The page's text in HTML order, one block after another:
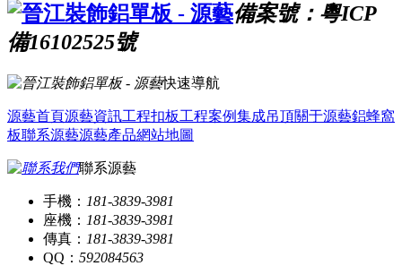
備案號：粵ICP
備16102525號
快速導航
源藝首頁源藝資訊工程扣板工程案例集成吊頂關于源藝鋁蜂窩
板聯系源藝源藝產品網站地圖
聯系源藝
手機： 181-3839-3981
座機： 181-3839-3981
傳真： 181-3839-3981
QQ： 592084563